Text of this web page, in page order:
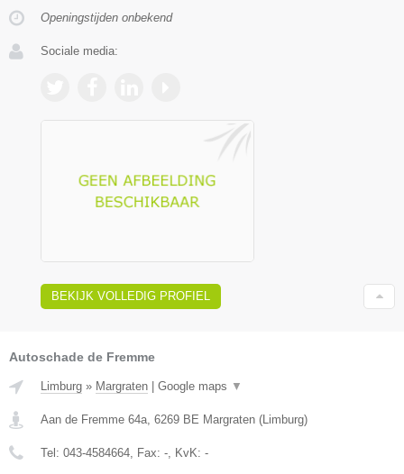
Openingstijden onbekend
Sociale media:
BEKIJK VOLLEDIG PROFIEL
Autoschade de Fremme
Limburg » Margraten Google maps ▼
Aan de Fremme 64a, 6269 BE Margraten (Limburg)
Tel: 043-4584664, Fax: -, KvK: -